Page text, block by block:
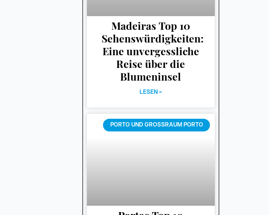
Madeiras Top 10
Sehenswürdigkeiten:
Eine unvergessliche
Reise über die
Blumeninsel
LESEN »
PORTO UND GROSSRAUM PORTO